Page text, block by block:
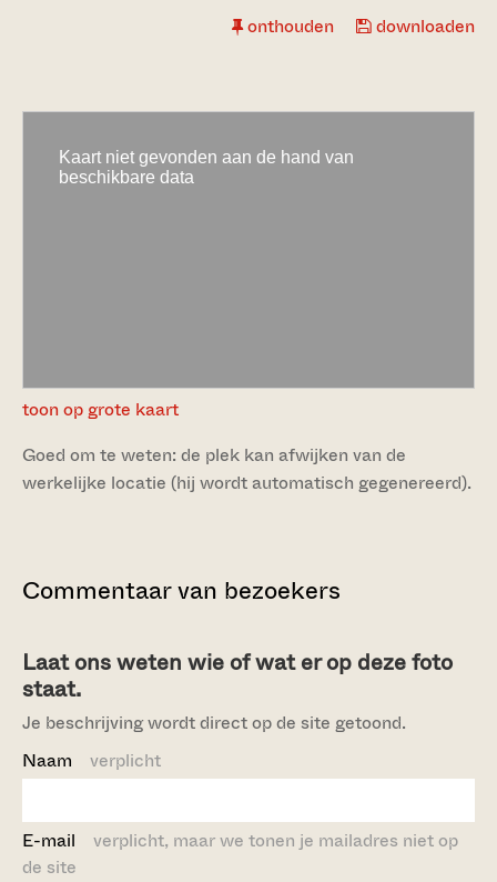
onthouden downloaden
toon op grote kaart
Goed om te weten: de plek kan afwijken van de
werkelijke locatie (hij wordt automatisch gegenereerd).
Commentaar van bezoekers
Laat ons weten wie of wat er op deze foto
staat.
Je beschrijving wordt direct op de site getoond.
Naam verplicht
E-mail verplicht, maar we tonen je mailadres niet op
de site